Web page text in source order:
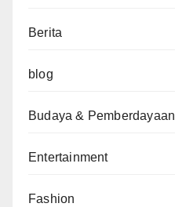
Berita
blog
Budaya & Pemberdayaan
Entertainment
Fashion